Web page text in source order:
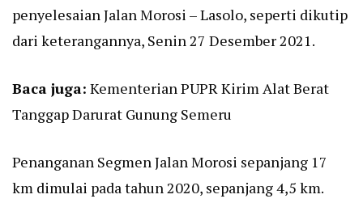
penyelesaian Jalan Morosi – Lasolo, seperti dikutip
dari keterangannya, Senin 27 Desember 2021.
Baca juga: Kementerian PUPR Kirim Alat Berat
Tanggap Darurat Gunung Semeru
Penanganan Segmen Jalan Morosi sepanjang 17
km dimulai pada tahun 2020, sepanjang 4,5 km.